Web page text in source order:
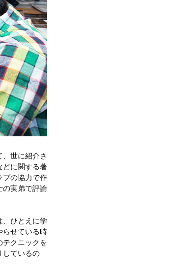
世に紹介さ
どに関する著
ブの協力で作
の実弟で評論
、ひとえに学
らせている時
テクニックを
しているの